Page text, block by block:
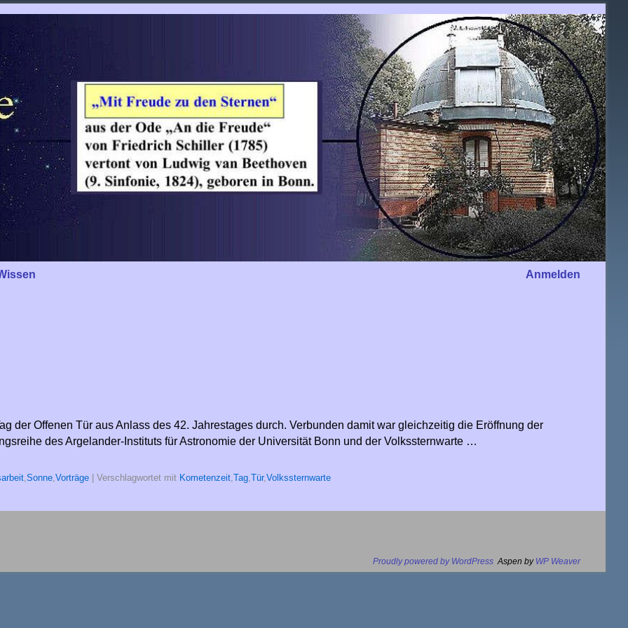
Anmelden
der Offenen Tür aus Anlass des 42. Jahrestages durch. Verbunden damit war gleichzeitig die Eröffnung der
des Argelander-Instituts für Astronomie der Universität Bonn und der Volkssternwarte …
Sonne Vorträge | Verschlagwortet mit Kometenzeit Tag Tür, Volkssternwarte
Proudly powered by WordPress Aspen by WP Weaver